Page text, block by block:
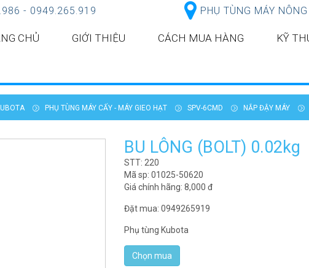
- 0949.265.919 PHỤ TÙNG MÁY
CHỦ GIỚI THIỆU CÁCH MUA HÀNG KỸ
PHỤ TÙNG MÁY CẤY - MÁY GIEO HẠT SPV-6CMD NẮP ĐẬY MÁY
BU LÔNG (BOLT) 0.02kg
STT: 220
Mã sp: 01025-50620
Giá chính hãng: 8,000 đ
Đặt mua: 0949265919
Phụ tùng Kubota